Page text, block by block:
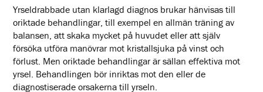
Yrseldrabbade utan klarlagd diagnos brukar hänvisas till
oriktade behandlingar, till exempel en allmän träning av
balansen, att skaka mycket på huvudet eller att själv
försöka utföra manövrar mot kristallsjuka på vinst och
förlust. Men oriktade behandlingar är sällan effektiva mot
yrsel. Behandlingen bör inriktas mot den eller de
diagnostiserade orsakerna till yrseln.